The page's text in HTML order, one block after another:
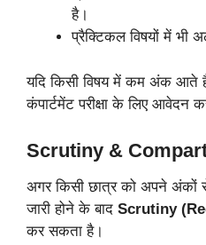
है।
प्रैक्टिकल विषयों में भी
यदि किसी विषय में कम अंक आते
कंपार्टमेंट परीक्षा के लिए आवेदन
Scrutiny &
अगर किसी छात्र को अपने अंकों
जारी होने के बाद Scrutiny
कर सकता है।